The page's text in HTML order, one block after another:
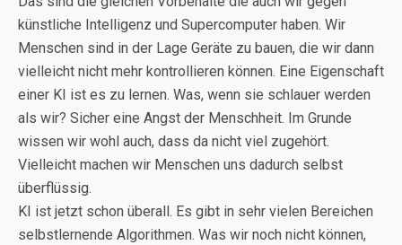
künstliche Intelligenz und Supercomputer haben. Wir
Menschen sind in der Lage Geräte zu bauen, die wir dann
vielleicht nicht mehr kontrollieren können. Eine Eigenschaft
einer KI ist es zu lernen. Was, wenn sie schlauer werden
als wir? Sicher eine Angst der Menschheit. Im Grunde
wissen wir wohl auch, dass da nicht viel zugehört.
Vielleicht machen wir Menschen uns dadurch selbst
überflüssig.
KI ist jetzt schon überall. Es gibt in sehr vielen Bereichen
selbstlernende Algorithmen. Was wir noch nicht können,